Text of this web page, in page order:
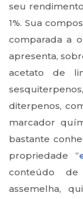
seu
1%. Sua
comparada a
apresenta,
acetato de
diterpenos,
marcador
bastante
propriedade “
conteúdo
assemelha,